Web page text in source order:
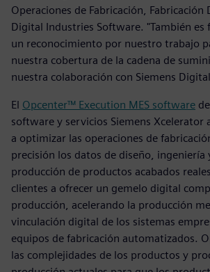
Operaciones de Fabricación, Fabricación
Digital Industries Software. "También es
un reconocimiento por nuestro trabajo
nuestra cobertura de la cadena de
nuestra colaboración con Siemens
El Opcenter™ Execution MES software
software y servicios Siemens Xcelerator
a optimizar las operaciones de
precisión los datos de diseño, ingeniería
producción de productos acabados
clientes a ofrecer un gemelo digital
producción, acelerando la producción
vinculación digital de los sistemas
equipos de fabricación automatizados.
las complejidades de los productos y